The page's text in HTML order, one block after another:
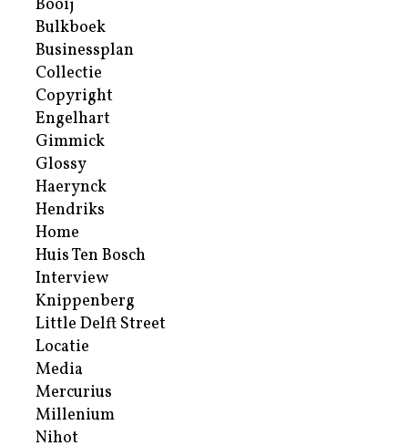
Booij
Bulkboek
Businessplan
Collectie
Copyright
Engelhart
Gimmick
Glossy
Haerynck
Hendriks
Home
Huis Ten Bosch
Interview
Knippenberg
Little Delft Street
Locatie
Media
Mercurius
Millenium
Nihot